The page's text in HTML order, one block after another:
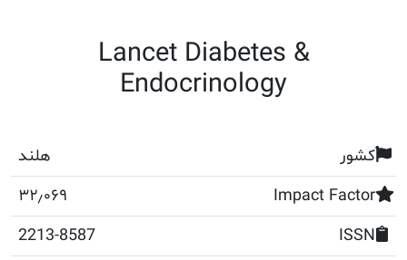
Lancet Diabetes &
Endocrinology
Impact
2213-8587